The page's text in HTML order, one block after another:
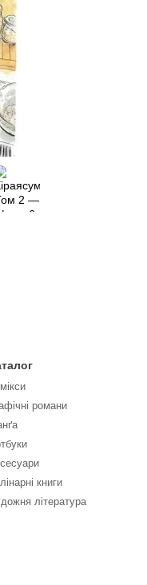
романи
книги
література